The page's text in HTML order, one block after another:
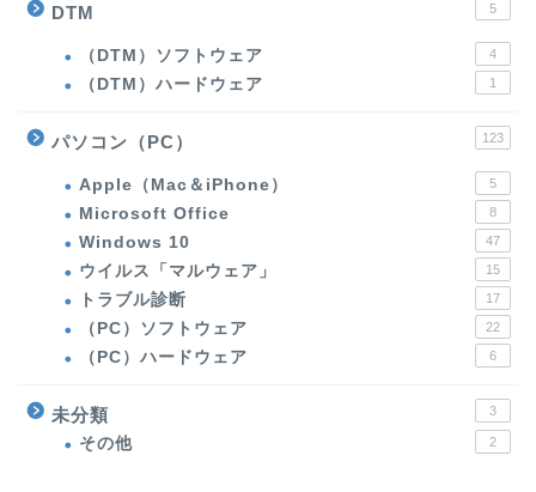
DTM 5
（DTM）ソフトウェア 4
（DTM）ハードウェア 1
パソコン（PC） 123
Apple（Mac＆iPhone） 5
Microsoft Office 8
Windows 10 47
ウイルス「マルウェア」 15
トラブル診断 17
（PC）ソフトウェア 22
（PC）ハードウェア 6
未分類 3
その他 2